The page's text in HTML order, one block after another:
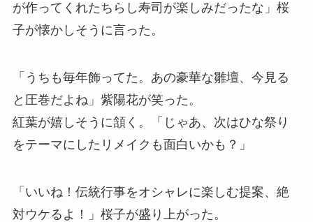
が作ってくれたちらし寿司が楽しみだったな」桜
子が懐かしそうに言った。
「うちも毎年飾ってた。あの豪華な雛壇、今見る
と圧巻だよね」紫陽花が笑った。
紅葉が嬉しそうに頷く。「じゃあ、次はひな祭り
をテーマにしたリメイクも面白いかも？」
「いいね！伝統行事をオシャレに楽しむ提案、絶
対ウケるよ！」桜子が盛り上がった。